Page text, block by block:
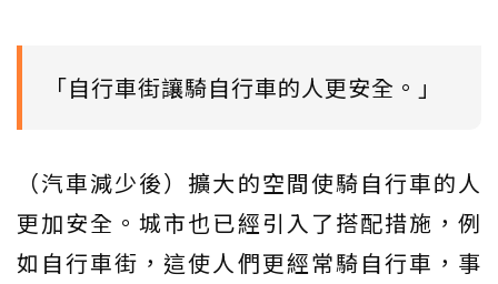
「自行車街讓騎自行車的人更安全。」
（汽車減少後）擴大的空間使騎自行車的人
更加安全。城市也已經引入了搭配措施，例
如自行車街，這使人們更經常騎自行車，事